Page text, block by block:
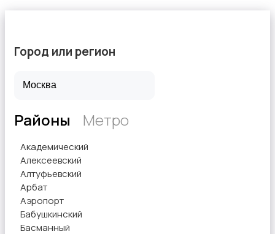
Город или регион
Районы Метро
Академический
Алексеевский
Алтуфьевский
Арбат
Аэропорт
Бабушкинский
Басманный